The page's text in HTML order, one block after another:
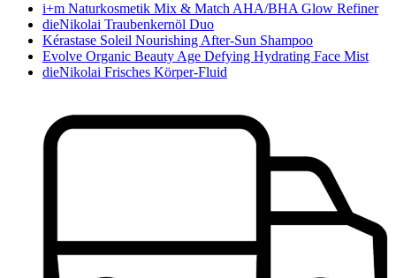
i+m Naturkosmetik Mix & Match AHA/BHA Glow Refiner
dieNikolai Traubenkernöl Duo
Kérastase Soleil Nourishing After-Sun Shampoo
Evolve Organic Beauty Age Defying Hydrating Face Mist
dieNikolai Frisches Körper-Fluid